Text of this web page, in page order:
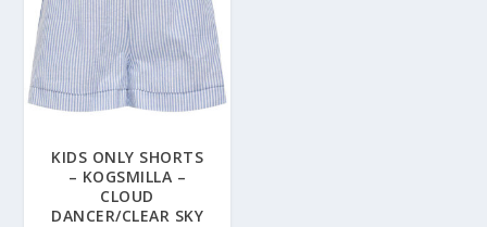
KIDS ONLY SHORTS
– KOGSMILLA –
CLOUD
DANCER/CLEAR SKY